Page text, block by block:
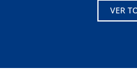
VER